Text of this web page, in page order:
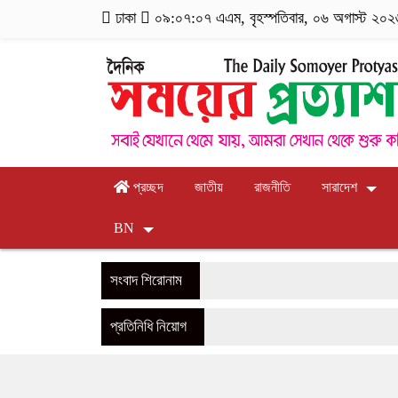
ঢাকা ০৯:০৭:০৮ এএম, বৃহস্পতিবার, ০৬ অগাস্ট
প্রচ্ছদ জাতীয় রাজনীতি সারাদেশ
BN
সংবাদ শিরোনাম
প্রতিনিধি নিয়োগ